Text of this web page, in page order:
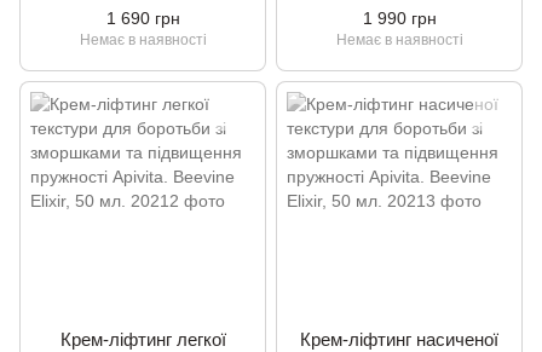
слідів втоми Apivita. Bee
Radiant, 50 мл.
1 690 грн
Немає в наявності
шкіри Apivita. Beevine Elixir,
50 мл.
1 990 грн
Немає в наявності
Крем-ліфтинг легкої
Крем-ліфтинг насиченої